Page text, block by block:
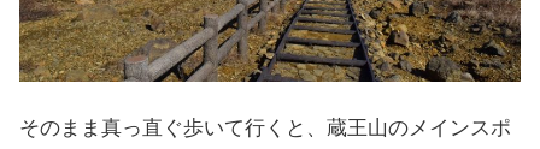
そのまま真っ直ぐ歩いて行くと、蔵王山のメインスポ